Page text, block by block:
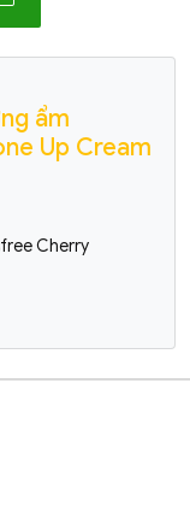
ẩm
Up Cream
Cherry